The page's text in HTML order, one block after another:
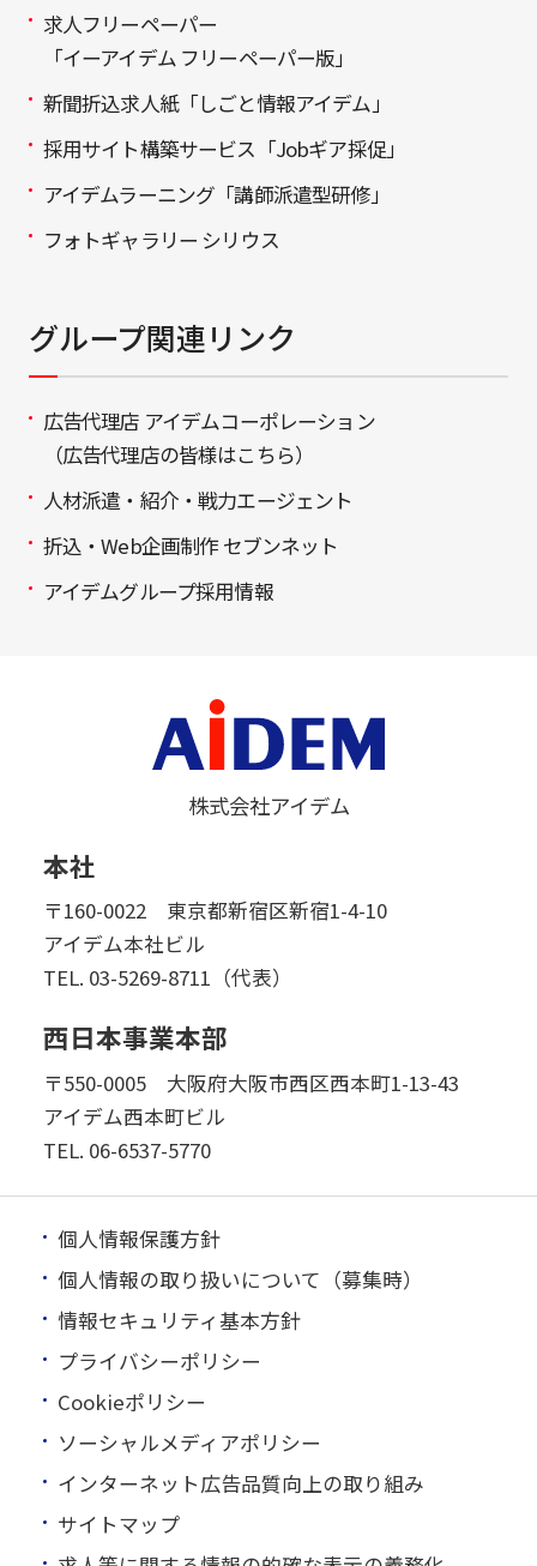
求人フリーペーパー
「イーアイデム フリーペーパー版」
新聞折込求人紙「しごと情報アイデム」
採用サイト構築サービス「Jobギア採促」
アイデムラーニング「講師派遣型研修」
フォトギャラリー シリウス
グループ関連リンク
広告代理店 アイデムコーポレーション
（広告代理店の皆様はこちら）
人材派遣・紹介・戦力エージェント
折込・Web企画制作 セブンネット
アイデムグループ採用情報
株式会社アイデム
本社
〒160-0022 東京都新宿区新宿1-4-10
アイデム本社ビル
TEL. 03-5269-8711（代表）
西日本事業本部
〒550-0005 大阪府大阪市西区西本町1-13-43
アイデム西本町ビル
TEL. 06-6537-5770
個人情報保護方針
個人情報の取り扱いについて（募集時）
情報セキュリティ基本方針
プライバシーポリシー
Cookieポリシー
ソーシャルメディアポリシー
インターネット広告品質向上の取り組み
サイトマップ